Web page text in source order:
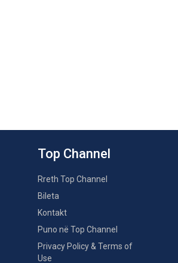
Top Channel
Rreth Top Channel
Bileta
Kontakt
Puno në Top Channel
Privacy Policy & Terms of
Use